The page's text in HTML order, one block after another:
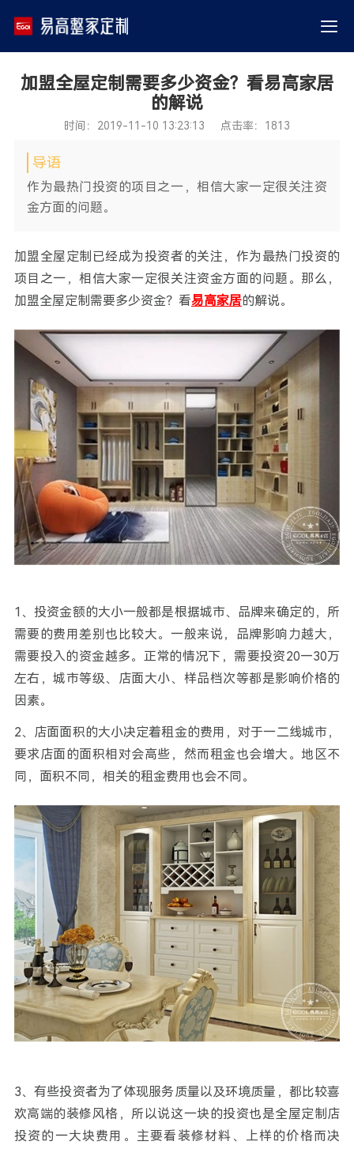
加盟全屋定制需要多少资金？看易高家居
的解说
时间：2019-11-10 13:23:13 点击率：1813
导语
作为最热门投资的项目之一，相信大家一定很关注资
金方面的问题。
加盟全屋定制已经成为投资者的关注，作为最热门投资的
项目之一，相信大家一定很关注资金方面的问题。那么，
加盟全屋定制需要多少资金？看易高家居的解说。
1、投资金额的大小一般都是根据城市、品牌来确定的，所
需要的费用差别也比较大。一般来说，品牌影响力越大，
需要投入的资金越多。正常的情况下，需要投资20—30万
左右，城市等级、店面大小、样品档次等都是影响价格的
因素。
2、店面面积的大小决定着租金的费用，对于一二线城市，
要求店面的面积相对会高些，然而租金也会增大。地区不
同，面积不同，相关的租金费用也会不同。
3、有些投资者为了体现服务质量以及环境质量，都比较喜
欢高端的装修风格，所以说这一块的投资也是全屋定制店
投资的一大块费用。主要看装修材料、上样的价格而决